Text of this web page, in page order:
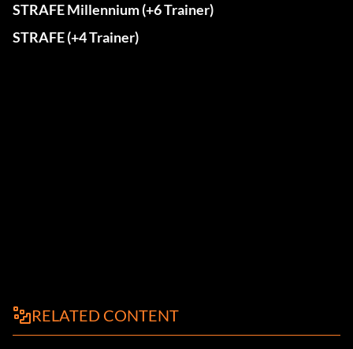
STRAFE Millennium (+6 Trainer)
STRAFE (+4 Trainer)
RELATED CONTENT